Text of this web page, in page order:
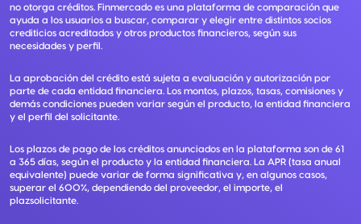
no otorga créditos. Finmercado es una plataforma de comparación que
ayuda a los usuarios a buscar, comparar y elegir entre distintos socios
crediticios acreditados y otros productos financieros, según sus
necesidades y perfil.
La aprobación del crédito está sujeta a evaluación y autorización por
parte de cada entidad financiera. Los montos, plazos, tasas, comisiones y
demás condiciones pueden variar según el producto, la entidad financiera
y el perfil del solicitante.
Los plazos de pago de los créditos anunciados en la plataforma son de 61
a 365 días, según el producto y la entidad financiera. La APR (tasa anual
equivalente) puede variar de forma significativa y, en algunos casos,
superar el 600%, dependiendo del proveedor, el importe, el
plazsolicitante.